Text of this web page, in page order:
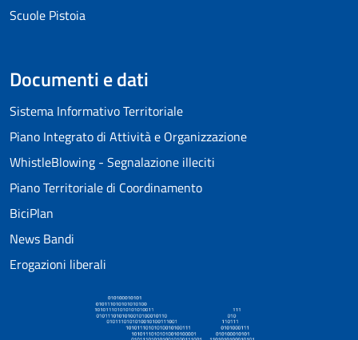
Scuole Pistoia
Documenti e dati
Sistema Informativo Territoriale
Piano Integrato di Attività e Organizzazione
WhistleBlowing - Segnalazione illeciti
Piano Territoriale di Coordinamento
BiciPlan
News Bandi
Erogazioni liberali